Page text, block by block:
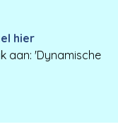
hier
aan: 'Dynamische